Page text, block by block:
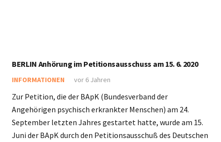
BERLIN Anhörung im Petitionsausschuss am 15. 6. 2020
INFORMATIONEN vor 6 Jahren
Zur Petition, die der BApK (Bundesverband der
Angehörigen psychisch erkrankter Menschen) am 24.
September letzten Jahres gestartet hatte, wurde am 15.
Juni der BApK durch den Petitionsausschuß des Deutschen